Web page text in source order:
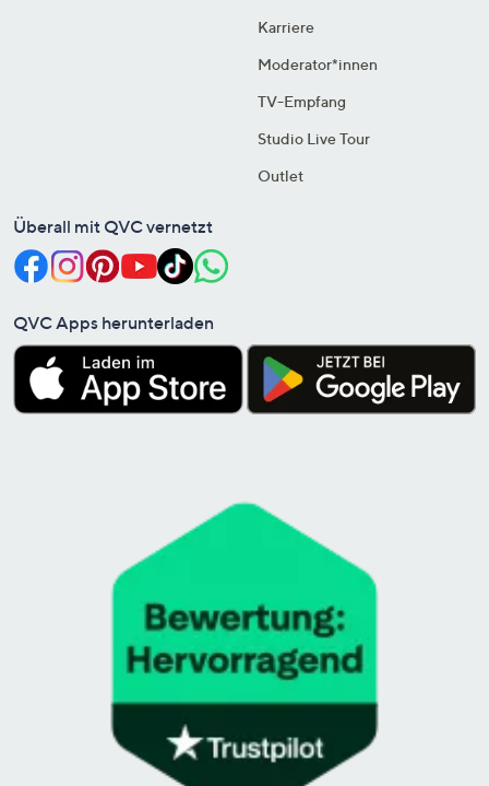
Karriere
Moderator*innen
TV-Empfang
Studio Live Tour
Outlet
Überall mit QVC vernetzt
QVC Apps herunterladen